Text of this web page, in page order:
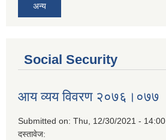
अन्य
Social Security
आय व्यय विवरण २०७६।०७७
Submitted on: Thu, 12/30/2021 - 14:00
दस्तावेज: